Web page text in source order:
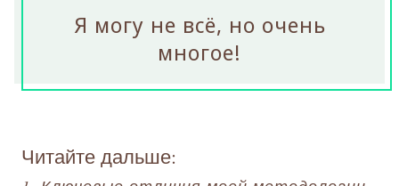
Я могу не всё, но очень
многое!
Читайте дальше: